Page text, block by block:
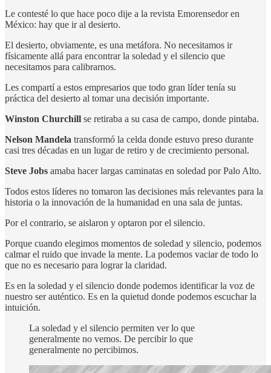
Le contesté lo que hace poco dije a la revista Emorensedor en
México: hay que ir al desierto.
El desierto, obviamente, es una metáfora. No necesitamos ir
físicamente allá para encontrar la soledad y el silencio que
necesitamos para calibrarnos.
Les compartí a estos empresarios que todo gran líder tenía su
práctica del desierto al tomar una decisión importante.
Winston Churchill se retiraba a su casa de campo, donde pintaba.
Nelson Mandela transformó la celda donde estuvo preso durante
casi tres décadas en un lugar de retiro y de crecimiento personal.
Steve Jobs amaba hacer largas caminatas en soledad por Palo Alto.
Todos estos líderes no tomaron las decisiones más relevantes para la
historia o la innovación de la humanidad en una sala de juntas.
Por el contrario, se aislaron y optaron por el silencio.
Porque cuando elegimos momentos de soledad y silencio, podemos
calmar el ruido que invade la mente. La podemos vaciar de todo lo
que no es necesario para lograr la claridad.
Es en la soledad y el silencio donde podemos identificar la voz de
nuestro ser auténtico. Es en la quietud donde podemos escuchar la
intuición.
La soledad y el silencio permiten ver lo que
generalmente no vemos. De percibir lo que
generalmente no percibimos.